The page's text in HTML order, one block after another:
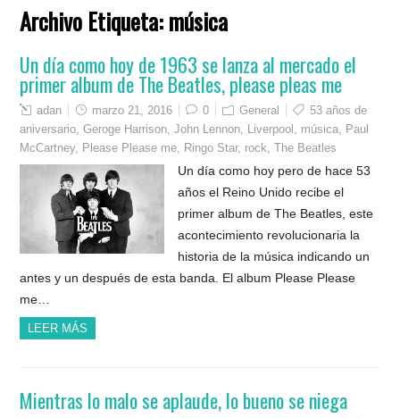
Archivo Etiqueta:música
Un día como hoy de 1963 se lanza al mercado el
primer album de The Beatles, please pleas me
adan marzo 21, 2016 0 General
53 años de
aniversario ,Geroge Harrison ,John Lennon Liverpool música
Paul
McCartney, Please Please me Ringo Star, rock ,The Beatles
Un día como hoy pero de hace 53
años el Reino Unido recibe el
primer album de The Beatles, este
acontecimiento revolucionaria la
historia de la música indicando un
antes y un después de esta banda. El album Please Please
me…
LEER MÁS
Mientras lo malo se aplaude, lo bueno se niega